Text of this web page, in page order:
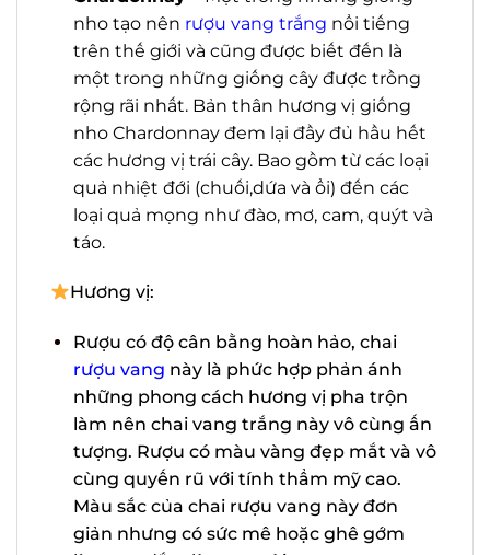
Chardonnay– Một trong những giống
nho tạo nên rượu vang trắngnổi tiếng
trên thế giới và cũng được biết đến là
một trong những giống cây được trồng
rộng rãi nhất. Bản thân hương vị giống
nho Chardonnay đem lại đầy đủ hầu
hết các hương vị trái cây. Bao gồm từ
các loại quả nhiệt đới (chuối,dứa và ổi)
đến các loại quả mọng như đào, mơ,
Rượu có độ cân bằng hoàn hảo, chai
rượu vangnày là phức hợp phản ánh
những phong cách hương vị pha trộn
làm nên chai vang trắng này vô cùng
ấn tượng. Rượu có màu vàng đẹp mắt
và vô cùng quyến rũ với tính thẩm mỹ
cao. Màu sắc của chai rượu vang này